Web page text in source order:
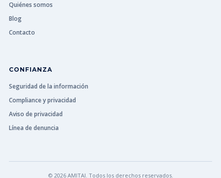
Quiénes somos
Blog
Contacto
CONFIANZA
Seguridad de la información
Compliance y privacidad
Aviso de privacidad
Línea de denuncia
© 2026 AMITAI. Todos los derechos reservados.